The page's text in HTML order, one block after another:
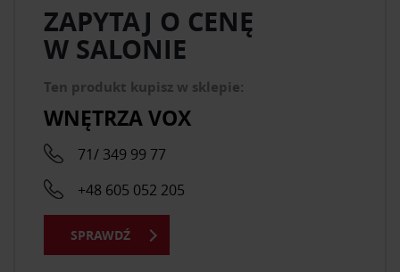
ZAPYTAJ O CENĘ
W SALONIE
Ten produkt kupisz w sklepie:
WNĘTRZA VOX
71/ 349 99 77
+48 605 052 205
SPRAWDŹ